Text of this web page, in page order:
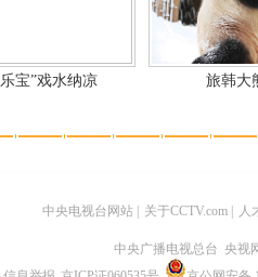
宝”戏水纳凉 旅韩大
中央电视台网站 | 关于CCTV.com | 人
中央广播电视总台 央视